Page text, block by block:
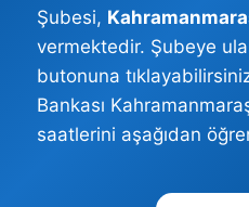
Şubesi,
vermektedir. Şubeye
butonuna
Bankası
saatlerini aşağıdan